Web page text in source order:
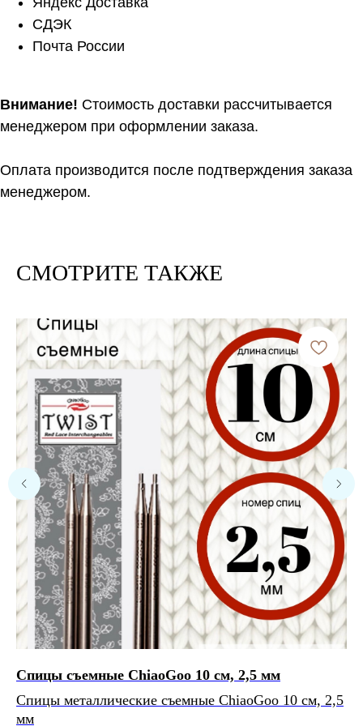
СДЭК
Почта России
Внимание! Стоимость доставки рассчитывается
менеджером при оформлении заказа.
Оплата производится после подтверждения заказа
менеджером.
СМОТРИТЕ ТАКЖЕ
Спицы съемные ChiaoGoo 10 см, 2,5 мм
Спицы металлические съемные ChiaoGoo 10 см, 2,5
мм
Нить 1
Нить 2
Расчет метража 2 артикула
Нить, собранная из 2 нитей
будет иметь метраж: